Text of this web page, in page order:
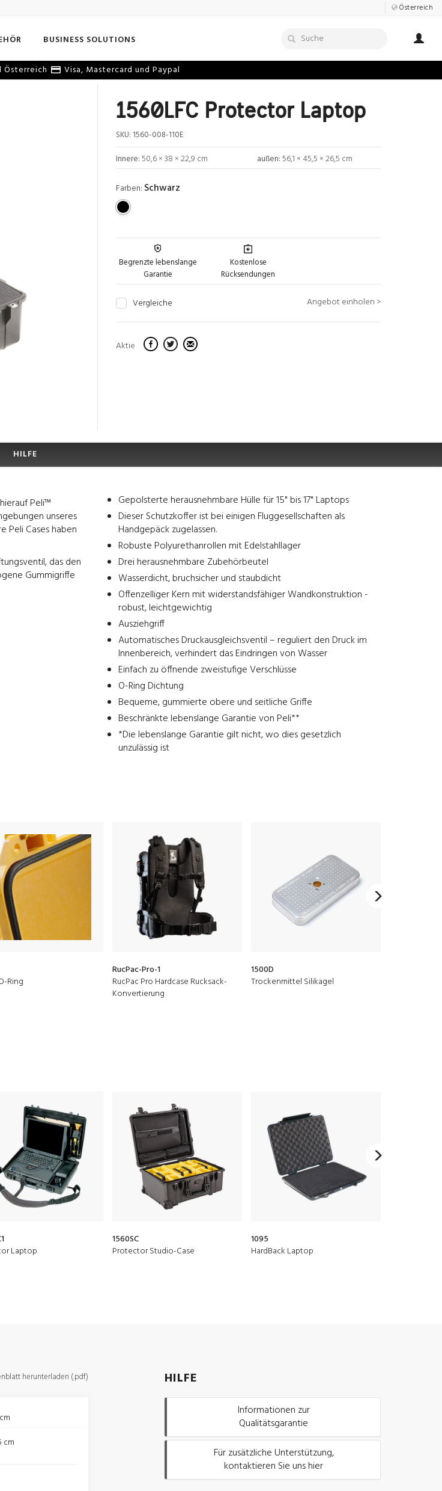
Österreich
BUSINESS SOLUTIONS
Österreich Visa, Mastercard und Paypal
1560LFC Protector Laptop
SKU: 1560-008-110E
Innere:50,6 × 38 × 22,9 cm außen:56,1 × 45,5 × 26,5 cm
Farben: Schwarz
Begrenzte lebenslange
Garantie
Kostenlose
Rücksendungen
Vergleiche Angebot einholen >
Aktie
HILFE
Peli™
unseres
Peli Cases haben
das den
Gummigriffe
Gepolsterte herausnehmbare Hülle für 15" bis 17" Laptops
Dieser Schutzkoffer ist bei einigen Fluggesellschaften als
Handgepäck zugelassen.
Robuste Polyurethanrollen mit Edelstahllager
Drei herausnehmbare Zubehörbeutel
Wasserdicht, bruchsicher und staubdicht
Offenzelliger Kern mit widerstandsfähiger Wandkonstruktion -
robust, leichtgewichtig
Ausziehgriff
Automatisches Druckausgleichsventil – reguliert den Druck im
Innenbereich, verhindert das Eindringen von Wasser
Einfach zu öffnende zweistufige Verschlüsse
O-Ring Dichtung
Bequeme, gummierte obere und seitliche Griffe
Beschränkte lebenslange Garantie von Peli**
*Die lebenslange Garantie gilt nicht, wo dies gesetzlich
unzulässig ist
Ring
RucPac-Pro-1
RucPac Pro Hardcase Rucksack-
Konvertierung
1500D
Trockenmittel Silikagel
Laptop
1560SC
Protector Studio-Case
1095
HardBack Laptop
herunterladen (.pdf)
cm
HILFE
Informationen zur
Qualitätsgarantie
Für zusätzliche Unterstützung,
kontaktieren Sie uns hier